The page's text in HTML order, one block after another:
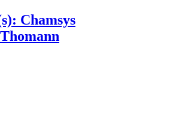
Chamsys